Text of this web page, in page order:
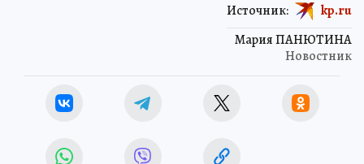
Мария ПАНЮТИНА
Новостник
Источник: kp.ru